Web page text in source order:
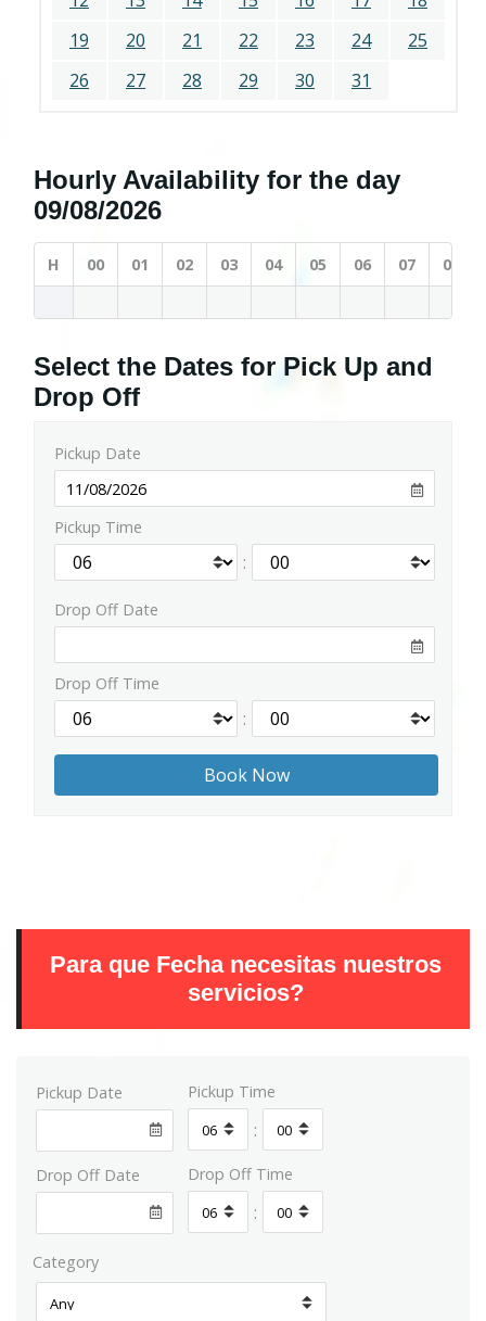
19
20 21 22 23 24
25
26
27 28 29 30 31
Hourly Availability for the day
09/08/2026
H 00 01 02 03 04 05 06 07 08
Select the Dates for Pick Up and
Drop Off
Pickup Date
Pickup Time
:
Drop Off Date
Drop Off Time
:
Para que Fecha necesitas nuestros
servicios?
Pickup Date Pickup Time
:
Drop Off Date Drop Off Time
:
Category